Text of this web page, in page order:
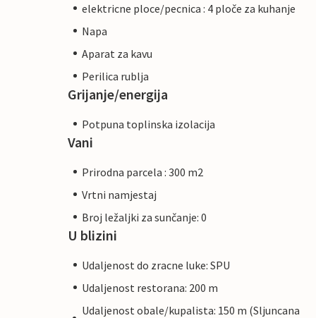
elektricne ploce/pecnica : 4 ploče za kuhanje
Napa
Aparat za kavu
Perilica rublja
Grijanje/energija
Potpuna toplinska izolacija
Vani
Prirodna parcela : 300 m2
Vrtni namjestaj
Broj ležaljki za sunčanje: 0
U blizini
Udaljenost do zracne luke: SPU
Udaljenost restorana: 200 m
Udaljenost obale/kupalista: 150 m (Sljuncana